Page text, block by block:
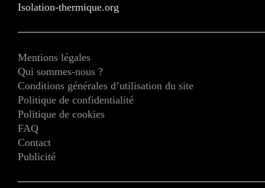
Isolation-thermique.org
Mentions légales
Qui sommes-nous ?
Conditions générales d’utilisation du site
Politique de confidentialité
Politique de cookies
FAQ
Contact
Publicité